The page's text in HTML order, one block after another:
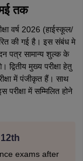
तक
वर्ष 2026 (हाईस्कूल/
की गई है। इस संबंध मे
पत्र सामान्य शुल्क के
मुख्य परीक्षा हेतु
में पंजीकृत हैं। साथ
परीक्षा में सम्मिलित होने
exams after